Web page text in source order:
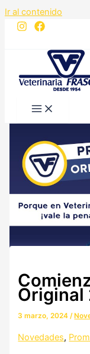
Ir al contenido
Original
3 marzo, 2024 /
Novedades,